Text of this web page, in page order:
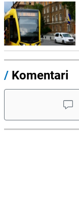
/ Komentari